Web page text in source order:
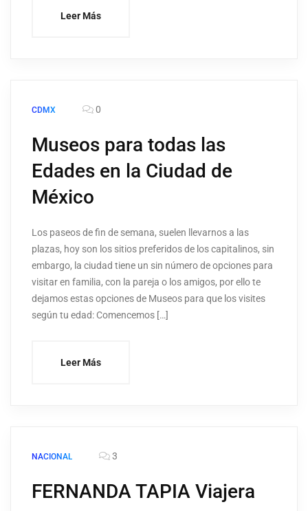
Leer Más
CDMX 0
Museos para todas las
Edades en la Ciudad de
México
Los paseos de fin de semana, suelen llevarnos a las
plazas, hoy son los sitios preferidos de los capitalinos, sin
embargo, la ciudad tiene un sin número de opciones para
visitar en familia, con la pareja o los amigos, por ello te
dejamos estas opciones de Museos para que los visites
según tu edad: Comencemos […]
Leer Más
NACIONAL 3
FERNANDA TAPIA Viajera